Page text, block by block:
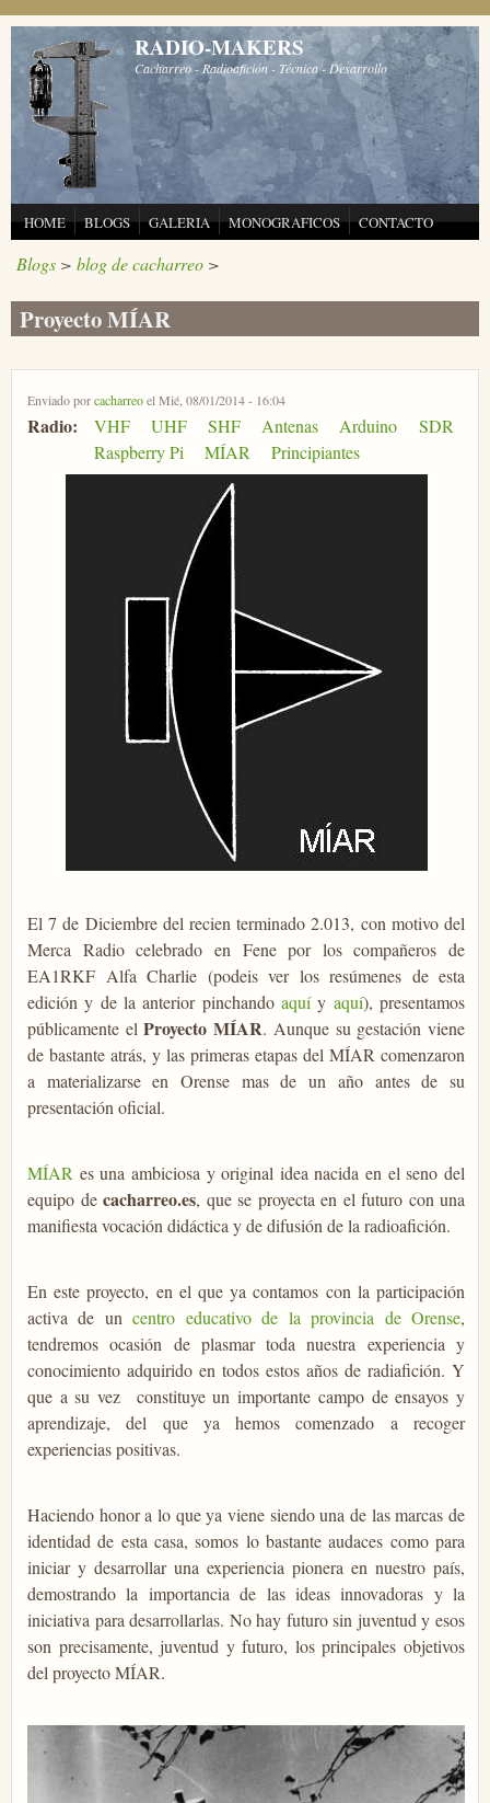
Pasar al contenido principal
RADIO-MAKERS
Cacharreo - Radioafición - Técnica - Desarrollo
HOME BLOGS GALERIA MONOGRAFICOS CONTACTO
Blogs > blog de cacharreo >
Proyecto MÍAR
Enviado porcacharreoel Mié, 08/01/2014 - 16:04
Radio: VHF UHF SHF Antenas Arduino
SDR
Raspberry Pi
MÍAR Principiantes
El 7 de Diciembre del recien terminado 2.013, con motivo del
Merca Radio celebrado en Fene por los compañeros de
EA1RKF Alfa Charlie (podeis ver los resúmenes de esta
edición y de la anterior pinchando aquíy aquí), presentamos
públicamente elProyecto MÍAR. Aunque su gestación viene
de bastante atrás, y las primeras etapas del MÍAR comenzaron
a materializarse en Orense mas de un año antes de su
presentación oficial.
MÍAR es una ambiciosa y original idea nacida en el seno del
equipo de cacharreo.es, que se proyecta en el futuro con una
manifiesta vocación didáctica y de difusión de la radioafición.
En este proyecto, en el que ya contamos con la participación
activa de uncentro educativo de la provincia de Orense,
tendremos ocasión de plasmar toda nuestra experiencia y
conocimiento adquirido en todos estos años de radiafición. Y
que a su vez constituye un importante campo de ensayos y
aprendizaje, del que ya hemos comenzado a recoger
experiencias positivas.
Haciendo honor a lo que ya viene siendo una de las marcas de
identidad de esta casa, somos lo bastante audaces como para
iniciar y desarrollar una experiencia pionera en nuestro país,
demostrando la importancia de las ideas innovadoras y la
iniciativa para desarrollarlas. No hay futuro sin juventud y esos
son precisamente, juventud y futuro, los principales objetivos
del proyecto MÍAR.